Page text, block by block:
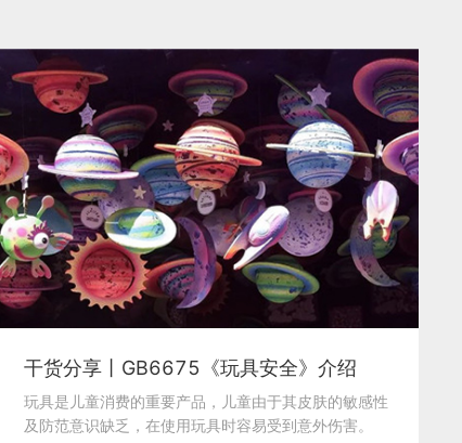
干货分享丨GB6675《玩具安全》介绍
玩具是儿童消费的重要产品，儿童由于其皮肤的敏感性
及防范意识缺乏，在使用玩具时容易受到意外伤害。